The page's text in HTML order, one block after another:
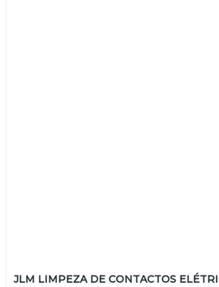
JLM LIMPEZA DE CONTACTOS